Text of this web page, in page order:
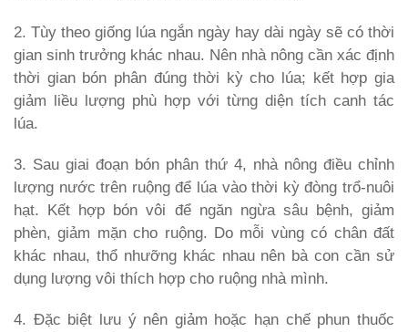
2. Tùy theo giống lúa ngắn ngày hay dài ngày sẽ có thời
gian sinh trưởng khác nhau. Nên nhà nông cần xác định
thời gian bón phân đúng thời kỳ cho lúa; kết hợp gia
giảm liều lượng phù hợp với từng diện tích canh tác
lúa.
3. Sau giai đoạn bón phân thứ 4, nhà nông điều chỉnh
lượng nước trên ruộng để lúa vào thời kỳ đòng trổ-nuôi
hạt. Kết hợp bón vôi để ngăn ngừa sâu bệnh, giảm
phèn, giảm mặn cho ruộng. Do mỗi vùng có chân đất
khác nhau, thổ nhưỡng khác nhau nên bà con cần sử
dụng lượng vôi thích hợp cho ruộng nhà mình.
4. Đặc biệt lưu ý nên giảm hoặc hạn chế phun thuốc